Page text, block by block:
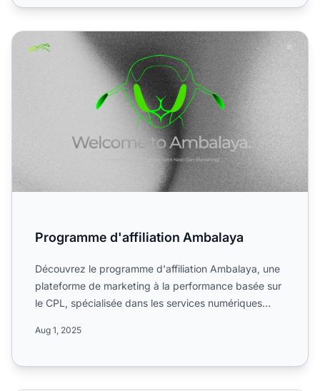
Programme d'affiliation Ambalaya
Programme d'affiliation Ambalaya
Découvrez le programme d'affiliation Ambalaya, une
plateforme de marketing à la performance basée sur
le CPL, spécialisée dans les services numériques
Aug 1, 2025